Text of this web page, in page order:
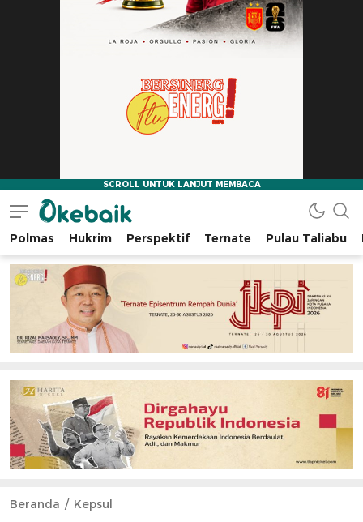
Okebaik.id
Baiknya Dibaca
Polmas Hukrim Perspektif Ternate Pulau Taliabu
Beranda Kepsul